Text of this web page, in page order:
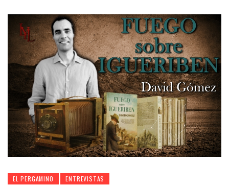
EL PERGAMINO ENTREVISTAS